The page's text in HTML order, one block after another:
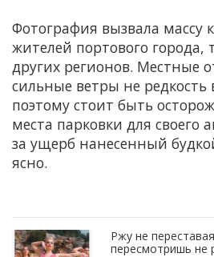
Фотография вызвала массу
жителей портового города,
других регионов. Местные
сильные ветры не редкость
поэтому стоит быть
места парковки для своего
за ущерб нанесенный
ясно.
Ржу не
пересмотришь не